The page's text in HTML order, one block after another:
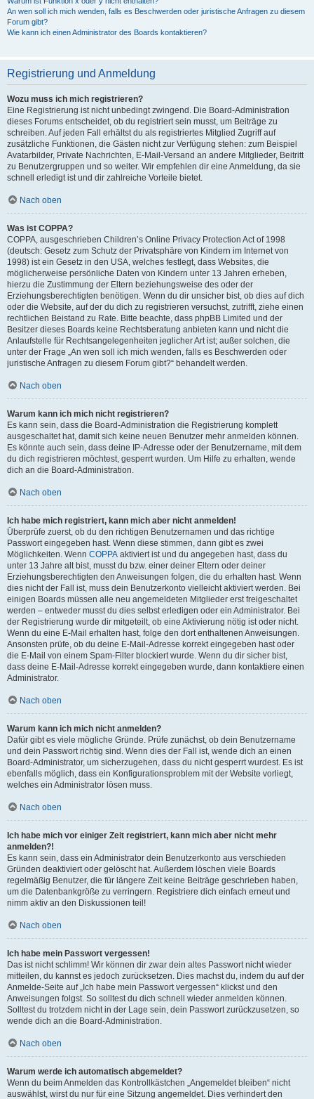
An wen soll ich mich wenden, falls es Beschwerden oder juristische Anfragen zu diesem
Forum gibt?
Wie kann ich einen Administrator des Boards kontaktieren?
Registrierung und Anmeldung
Wozu muss ich mich registrieren?
Eine Registrierung ist nicht unbedingt zwingend. Die Board-Administration
dieses Forums entscheidet, ob du registriert sein musst, um Beiträge zu
schreiben. Auf jeden Fall erhältst du als registriertes Mitglied Zugriff auf
zusätzliche Funktionen, die Gästen nicht zur Verfügung stehen: zum Beispiel
Avatarbilder, Private Nachrichten, E-Mail-Versand an andere Mitglieder, Beitritt
zu Benutzergruppen und so weiter. Wir empfehlen dir eine Anmeldung, da sie
schnell erledigt ist und dir zahlreiche Vorteile bietet.
Nach oben
Was ist COPPA?
COPPA, ausgeschrieben Children’s Online Privacy Protection Act of 1998
(deutsch: Gesetz zum Schutz der Privatsphäre von Kindern im Internet von
1998) ist ein Gesetz in den USA, welches festlegt, dass Websites, die
möglicherweise persönliche Daten von Kindern unter 13 Jahren erheben,
hierzu die Zustimmung der Eltern beziehungsweise des oder der
Erziehungsberechtigten benötigen. Wenn du dir unsicher bist, ob dies auf dich
oder die Website, auf der du dich zu registrieren versuchst, zutrifft, ziehe einen
rechtlichen Beistand zu Rate. Bitte beachte, dass phpBB Limited und der
Besitzer dieses Boards keine Rechtsberatung anbieten kann und nicht die
Anlaufstelle für Rechtsangelegenheiten jeglicher Art ist; außer solchen, die
unter der Frage „An wen soll ich mich wenden, falls es Beschwerden oder
juristische Anfragen zu diesem Forum gibt?“ behandelt werden.
Nach oben
Warum kann ich mich nicht registrieren?
Es kann sein, dass die Board-Administration die Registrierung komplett
ausgeschaltet hat, damit sich keine neuen Benutzer mehr anmelden können.
Es könnte auch sein, dass deine IP-Adresse oder der Benutzername, mit dem
du dich registrieren möchtest, gesperrt wurden. Um Hilfe zu erhalten, wende
dich an die Board-Administration.
Nach oben
Ich habe mich registriert, kann mich aber nicht anmelden!
Überprüfe zuerst, ob du den richtigen Benutzernamen und das richtige
Passwort eingegeben hast. Wenn diese stimmen, dann gibt es zwei
Möglichkeiten. Wenn COPPA aktiviert ist und du angegeben hast, dass du
unter 13 Jahre alt bist, musst du bzw. einer deiner Eltern oder deiner
Erziehungsberechtigten den Anweisungen folgen, die du erhalten hast. Wenn
dies nicht der Fall ist, muss dein Benutzerkonto vielleicht aktiviert werden. Bei
einigen Boards müssen alle neu angemeldeten Mitglieder erst freigeschaltet
werden – entweder musst du dies selbst erledigen oder ein Administrator. Bei
der Registrierung wurde dir mitgeteilt, ob eine Aktivierung nötig ist oder nicht.
Wenn du eine E-Mail erhalten hast, folge den dort enthaltenen Anweisungen.
Ansonsten prüfe, ob du deine E-Mail-Adresse korrekt eingegeben hast oder
die E-Mail von einem Spam-Filter blockiert wurde. Wenn du dir sicher bist,
dass deine E-Mail-Adresse korrekt eingegeben wurde, dann kontaktiere einen
Administrator.
Nach oben
Warum kann ich mich nicht anmelden?
Dafür gibt es viele mögliche Gründe. Prüfe zunächst, ob dein Benutzername
und dein Passwort richtig sind. Wenn dies der Fall ist, wende dich an einen
Board-Administrator, um sicherzugehen, dass du nicht gesperrt wurdest. Es ist
ebenfalls möglich, dass ein Konfigurationsproblem mit der Website vorliegt,
welches ein Administrator lösen muss.
Nach oben
Ich habe mich vor einiger Zeit registriert, kann mich aber nicht mehr
anmelden?!
Es kann sein, dass ein Administrator dein Benutzerkonto aus verschieden
Gründen deaktiviert oder gelöscht hat. Außerdem löschen viele Boards
regelmäßig Benutzer, die für längere Zeit keine Beiträge geschrieben haben,
um die Datenbankgröße zu verringern. Registriere dich einfach erneut und
nimm aktiv an den Diskussionen teil!
Nach oben
Ich habe mein Passwort vergessen!
Das ist nicht schlimm! Wir können dir zwar dein altes Passwort nicht wieder
mitteilen, du kannst es jedoch zurücksetzen. Dies machst du, indem du auf der
Anmelde-Seite auf „Ich habe mein Passwort vergessen“ klickst und den
Anweisungen folgst. So solltest du dich schnell wieder anmelden können.
Solltest du trotzdem nicht in der Lage sein, dein Passwort zurückzusetzen, so
wende dich an die Board-Administration.
Nach oben
Warum werde ich automatisch abgemeldet?
Wenn du beim Anmelden das Kontrollkästchen „Angemeldet bleiben“ nicht
auswählst, wirst du nur für eine Sitzung angemeldet. Dies verhindert den